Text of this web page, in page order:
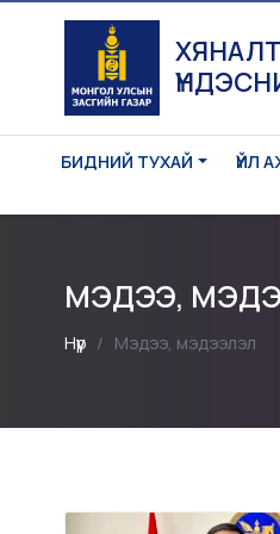
БИДНИЙ ТУХАЙ ҮЙЛ
МЭДЭЭ,
Нүүр Мэдээ, мэдээлэл